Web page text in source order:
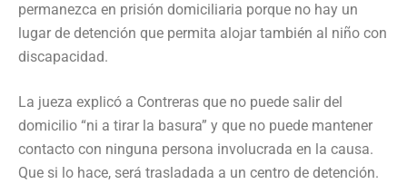
permanezca en prisión domiciliaria porque no hay un
lugar de detención que permita alojar también al niño con
discapacidad.
La jueza explicó a Contreras que no puede salir del
domicilio “ni a tirar la basura” y que no puede mantener
contacto con ninguna persona involucrada en la causa.
Que si lo hace, será trasladada a un centro de detención.